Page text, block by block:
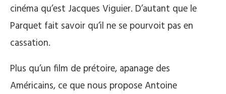
cinéma qu’est Jacques Viguier. D’autant que le
Parquet fait savoir qu’il ne se pourvoit pas en
cassation.
Plus qu’un film de prétoire, apanage des
Américains, ce que nous propose Antoine